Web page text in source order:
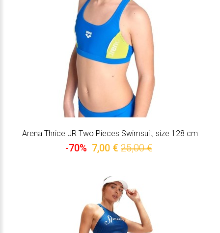
Arena Thrice JR Two Pieces Swimsuit, size 128 cm
-70% 7,00 € 25,00 €